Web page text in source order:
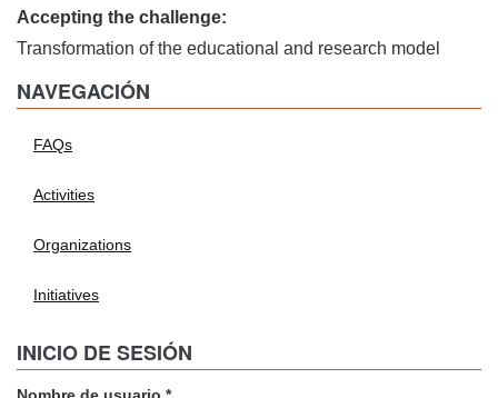
Accepting the challenge:
Transformation of the educational and research model
NAVEGACIÓN
FAQs
Activities
Organizations
Initiatives
INICIO DE SESIÓN